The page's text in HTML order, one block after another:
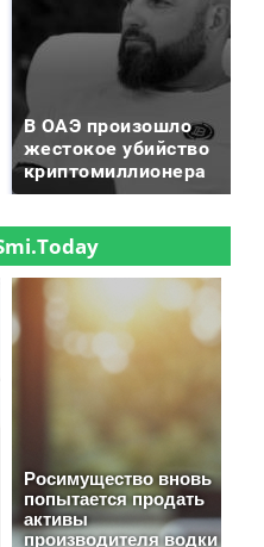
В ОАЭ произошло
жестокое убийство
криптомиллионера